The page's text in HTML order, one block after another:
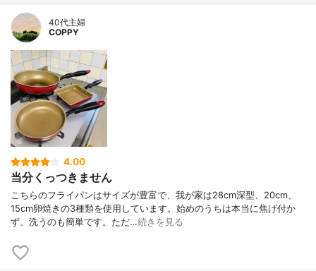
40代主婦
COPPY
4.00
当分くっつきません
こちらのフライパンはサイズが豊富で、我が家は28cm深型、20cm、
15cm卵焼きの3種類を使用しています。始めのうちは本当に焦げ付か
ず、洗うのも簡単です。ただ…続きを見る